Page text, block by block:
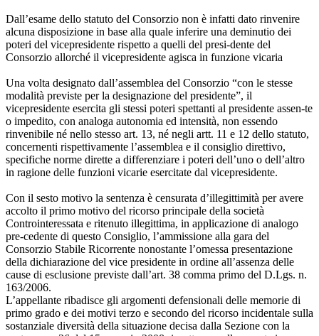
Dall’esame dello statuto del Consorzio non è infatti dato rinvenire
alcuna disposizione in base alla quale inferire una deminutio dei
poteri del vicepresidente rispetto a quelli del presi-dente del
Consorzio allorché il vicepresidente agisca in funzione vicaria
Una volta designato dall’assemblea del Consorzio “con le stesse
modalità previste per la designazione del presidente”, il
vicepresidente esercita gli stessi poteri spettanti al presidente assen-te
o impedito, con analoga autonomia ed intensità, non essendo
rinvenibile né nello stesso art. 13, né negli artt. 11 e 12 dello statuto,
concernenti rispettivamente l’assemblea e il consiglio direttivo,
specifiche norme dirette a differenziare i poteri dell’uno o dell’altro
in ragione delle funzioni vicarie esercitate dal vicepresidente.
Con il sesto motivo la sentenza è censurata d’illegittimità per avere
accolto il primo motivo del ricorso principale della società
Controinteressata e ritenuto illegittima, in applicazione di analogo
pre-cedente di questo Consiglio, l’ammissione alla gara del
Consorzio Stabile Ricorrente nonostante l’omessa presentazione
della dichiarazione del vice presidente in ordine all’assenza delle
cause di esclusione previste dall’art. 38 comma primo del D.Lgs. n.
163/2006.
L’appellante ribadisce gli argomenti defensionali delle memorie di
primo grado e dei motivi terzo e secondo del ricorso incidentale sulla
sostanziale diversità della situazione decisa dalla Sezione con la